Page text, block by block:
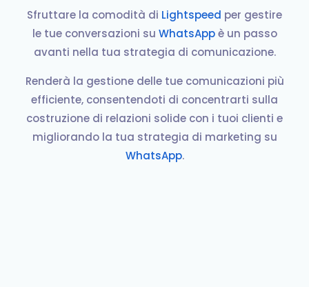
Sfruttare la comodità di Lightspeed per gestire
le tue conversazioni su WhatsAppè un passo
avanti nella tua strategia di comunicazione.
Renderà la gestione delle tue comunicazioni più
efficiente, consentendoti di concentrarti sulla
costruzione di relazioni solide con i tuoi clienti e
migliorando la tua strategia di marketing su
WhatsApp.